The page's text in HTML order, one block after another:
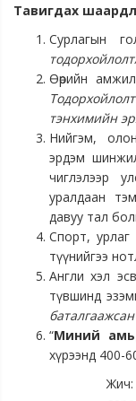
Тавигдах
Сурлагын
Өөрийн
тэнхимийн
Нийгэм,
эрдэм
чиглэлээр
уралдаан
давуу тал
Спорт, урлаг
түүнийгээ
Англи хэл
түвшинд
“Миний
хүрээнд 400-